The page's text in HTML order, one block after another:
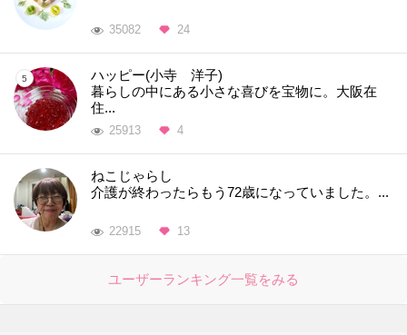
35082 24
ハッピー(小寺 洋子)
暮らしの中にある小さな喜びを宝物に。大阪在
住...
25913 4
ねこじゃらし
介護が終わったらもう72歳になっていました。...
22915 13
ユーザーランキング一覧をみる